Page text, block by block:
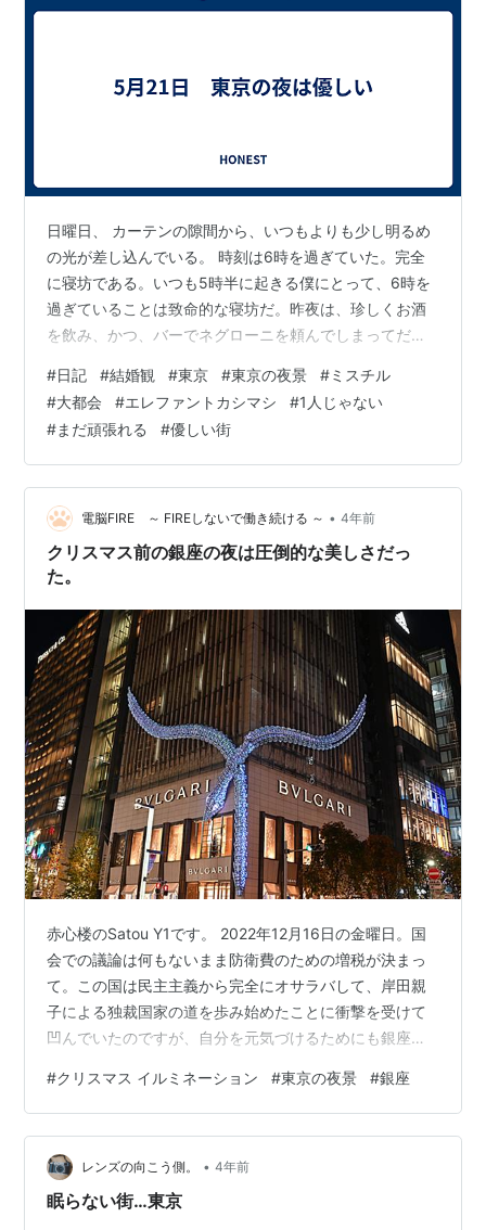
日曜日、 カーテンの隙間から、いつもよりも少し明るめ
の光が差し込んでいる。 時刻は6時を過ぎていた。完全
に寝坊である。いつも5時半に起きる僕にとって、6時を
過ぎていることは致命的な寝坊だ。昨夜は、珍しくお酒
を飲み、かつ、バーでネグローニを頼んでしまってだい
する。やっぱり、食べ過ぎ・飲み過ぎは翌日に響くなぁ
と反省気味に、少し俯きながら淡々とやることをこな
す。 掃除も、ランニングも、その他雑務もなんとか終わ
らせ、予定通り8時半から英語のレッスンを受けることに
成功した。そして一息ついてしまうと、もうきっと家か
ら出ないだろうと思いつき、そのままの勢い…
#日記 #結婚観 #東京 #東京の夜景 #ミスチル
#大都会 #エレファントカシマシ #1人じゃない
#まだ頑張れる #優しい街
電脳FIRE ～ FIREしないで働き続ける ～ • 4年前
クリスマス前の銀座の夜は圧倒的な美しさだっ
た。
赤心楼のSatou Y1です。 2022年12月16日の金曜日。国
会での議論は何もないまま防衛費のための増税が決まっ
て。この国は民主主義から完全にオサラバして、岸田親
子による独裁国家の道を歩み始めたことに衝撃を受けて
凹んでいたのですが、自分を元気づけるためにも銀座の
か、このバブル感丸出しの銀座の夜景。圧倒的ですよ
ね。さまざまなブランドショップの入り口で、沢山の
人々が入店待ちの行列を作っていて、この不景気な時代
でも持っている人は持ってる。 銀座の夜景と景気がいい
人々の姿を見ていたら、私も元気が出てきました。この
#クリスマス イルミネーション #東京の夜景 #銀座
レンズの向こう側。 • 4年前
眠らない街…東京